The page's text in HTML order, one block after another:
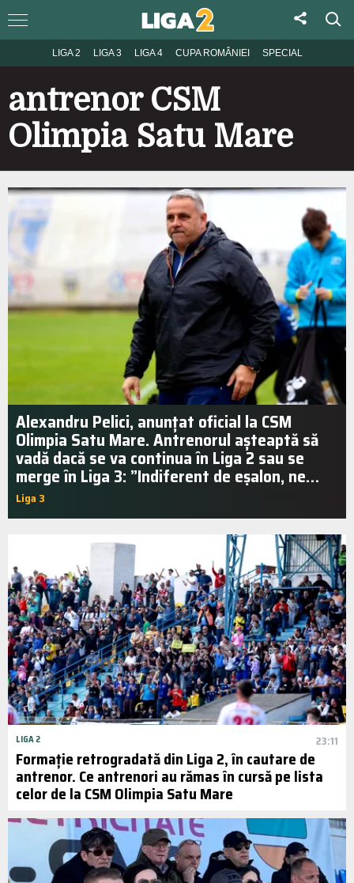
LIGA 2 LIGA 3 LIGA 4 CUPA ROMÂNIEI SPECIAL
antrenor CSM
Olimpia Satu Mare
Alexandru Pelici, anunțat oficial la CSM
Olimpia Satu Mare. Antrenorul așteaptă să
vadă dacă se va continua în Liga 2 sau se
merge în Liga 3: ”Indiferent de eșalon, ne…
Liga 3
LIGA 2 23:11
Formație retrogradată din Liga 2, în cautare de
antrenor. Ce antrenori au rămas în cursă pe lista
celor de la CSM Olimpia Satu Mare